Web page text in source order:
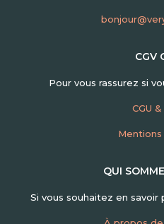
CGV
Pour vous rassurez si
CGU &
QUI
Si vous souhaitez en savoir